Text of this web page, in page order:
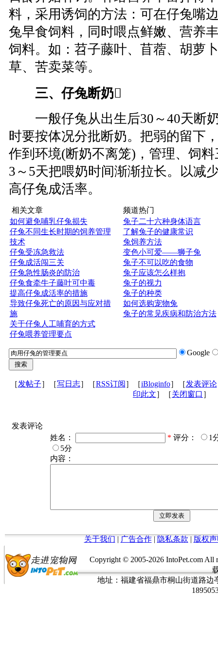
料，采用诱饲的方法：可在仔兔嘴
兔早食饲料，同时喂点鲜嫩、营养
饲料。如：苕子藤叶、苜蓿、胡萝
草、苦卖菜等。
三、仔兔断奶
一般仔兔从出生后30～40天断
时要按体况分批断奶。把弱的留下
作到环境(断奶不离笼)，管理、饲
3～5天把喂奶时间渐渐拉长。以减
高仔兔成活率。
相关文章
如何避免哺乳仔兔损失
仔兔不同生长时期的饲养管理
技术
仔兔受冻急救法
仔兔成活闯三关
仔兔急性肠炎的防治
仔兔食牵牛子藤叶可中毒
提高仔兔成活率的措施
导致仔兔死亡的原因与应对措
施
关于仔兔人工哺育的方式
仔兔喂养管理要点
频道热门
兔子二十六种身体语言
了解兔子的健康常识
兔饲养方法
变色小可爱——狮子兔
兔子不可以吃的食物
兔子应该怎么样抱
兔子的视力
兔子的种类
如何选购宠物兔
兔子的常见疾病和防治方法
Google
［发帖子］［写日志］［RSS订阅 ］［iBloginfo］［发表评论
印此文］［关闭窗口 ］
发表评论
姓名：
* 评分：
1
5分
内容：
关于我们 | 广告合作| 隐私条款 | 版权
Copyright © 2005-2026 IntoPet.com
地址：福建省福鼎市桐山街道路边